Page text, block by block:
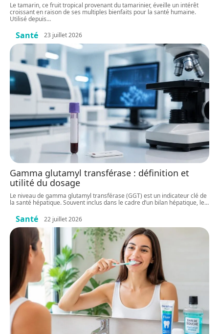
Le tamarin, ce fruit tropical provenant du tamarinier, éveille un intérêt
croissant en raison de ses multiples bienfaits pour la santé humaine.
Utilisé depuis…
Santé 23 juillet 2026
Gamma glutamyl transférase : définition et
utilité du dosage
Le niveau de gamma glutamyl transférase (GGT) est un indicateur clé de
la santé hépatique. Souvent inclus dans le cadre d’un bilan hépatique, le…
Santé 22 juillet 2026